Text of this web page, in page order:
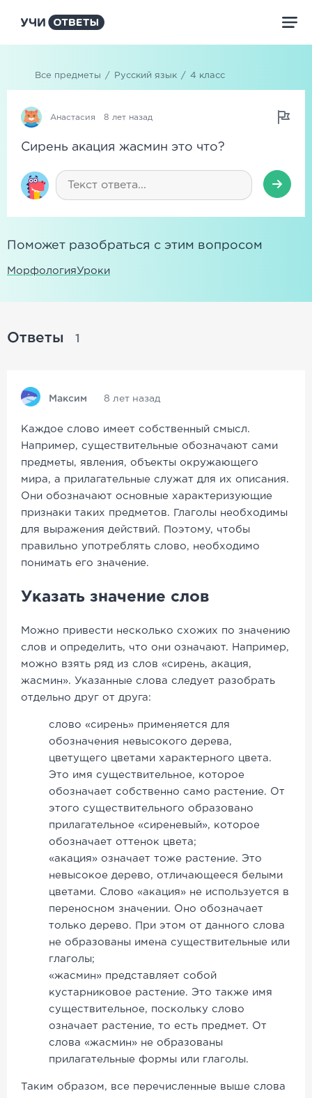
Все предметы / Русский язык / 4 класс
Анастасия 8 лет назад
Сирень акация жасмин это что?
Поможет разобраться с этим вопросом
МорфологияУроки
Ответы 1
Максим 8 лет назад
Каждое слово имеет собственный смысл.
Например, существительные обозначают сами
предметы, явления, объекты окружающего
мира, а прилагательные служат для их описания.
Они обозначают основные характеризующие
признаки таких предметов. Глаголы необходимы
для выражения действий. Поэтому, чтобы
правильно употреблять слово, необходимо
понимать его значение.
Указать значение слов
Можно привести несколько схожих по значению
слов и определить, что они означают. Например,
можно взять ряд из слов «сирень, акация,
жасмин». Указанные слова следует разобрать
отдельно друг от друга:
слово «сирень» применяется для
обозначения невысокого дерева,
цветущего цветами характерного цвета.
Это имя существительное, которое
обозначает собственно само растение. От
этого существительного образовано
прилагательное «сиреневый», которое
обозначает оттенок цвета;
«акация» означает тоже растение. Это
невысокое дерево, отличающееся белыми
цветами. Слово «акация» не используется в
переносном значении. Оно обозначает
только дерево. При этом от данного слова
не образованы имена существительные или
глаголы;
«жасмин» представляет собой
кустарниковое растение. Это также имя
существительное, поскольку слово
означает растение, то есть предмет. От
слова «жасмин» не образованы
прилагательные формы или глаголы.
Таким образом, все перечисленные выше слова